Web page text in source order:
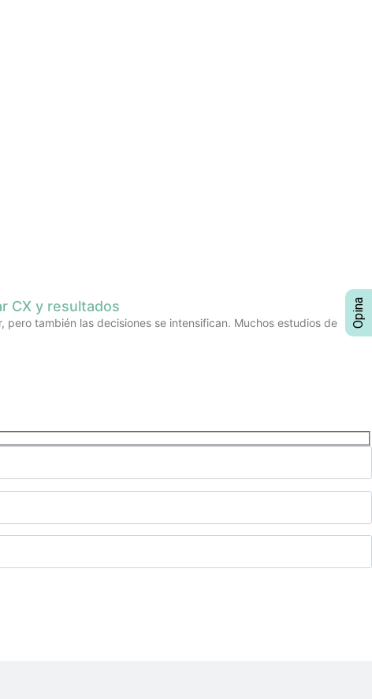
CX y resultados
también las decisiones se intensifican. Muchos estudios de